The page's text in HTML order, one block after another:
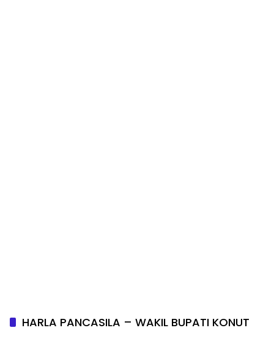
HARLA PANCASILA – WAKIL BUPATI KONUT